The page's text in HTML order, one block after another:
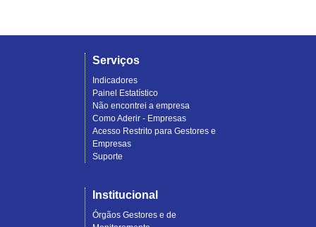
Serviços
Indicadores
Painel Estatístico
Não encontrei a empresa
Como Aderir - Empresas
Acesso Restrito para Gestores e
Empresas
Suporte
Institucional
Órgãos Gestores e de